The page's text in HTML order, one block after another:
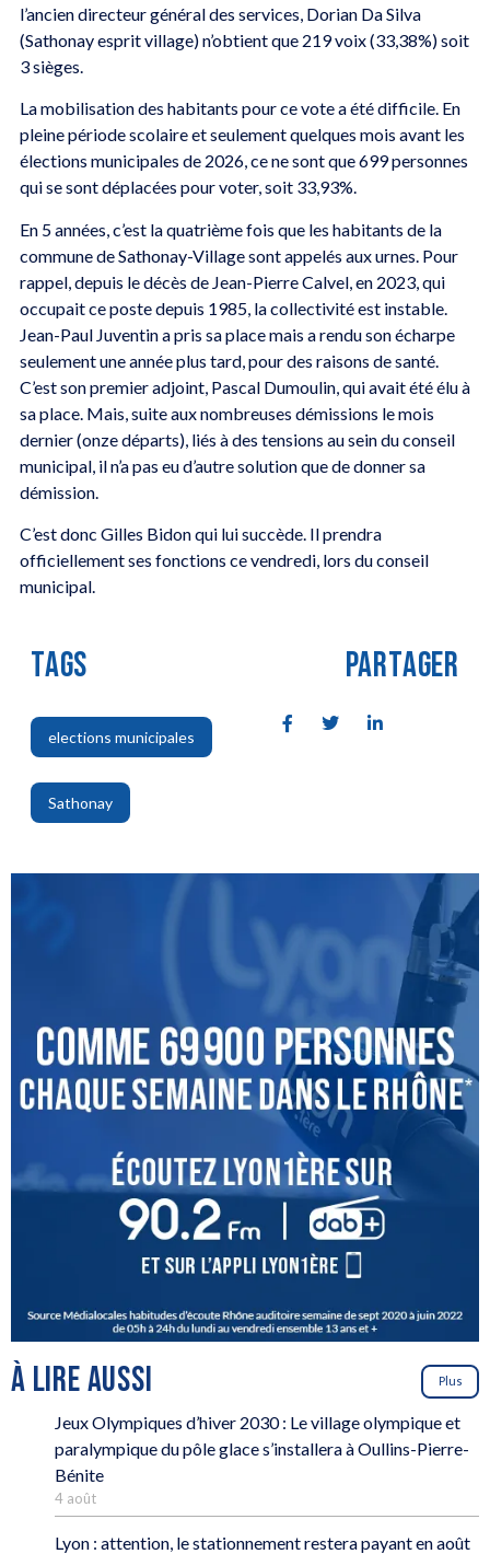
l’ancien directeur général des services, Dorian Da Silva
(Sathonay esprit village) n’obtient que 219 voix (33,38%) soit
3 sièges.
La mobilisation des habitants pour ce vote a été difficile. En
pleine période scolaire et seulement quelques mois avant les
élections municipales de 2026, ce ne sont que 699 personnes
qui se sont déplacées pour voter, soit 33,93%.
En 5 années, c’est la quatrième fois que les habitants de la
commune de Sathonay-Village sont appelés aux urnes. Pour
rappel, depuis le décès de Jean-Pierre Calvel, en 2023, qui
occupait ce poste depuis 1985, la collectivité est instable.
Jean-Paul Juventin a pris sa place mais a rendu son écharpe
seulement une année plus tard, pour des raisons de santé.
C’est son premier adjoint, Pascal Dumoulin, qui avait été élu à
sa place. Mais, suite aux nombreuses démissions le mois
dernier (onze départs), liés à des tensions au sein du conseil
municipal, il n’a pas eu d’autre solution que de donner sa
démission.
C’est donc Gilles Bidon qui lui succède. Il prendra
officiellement ses fonctions ce vendredi, lors du conseil
municipal.
TAGS
elections municipales
,
Sathonay
PARTAGER
À LIRE AUSSI Plus
Jeux Olympiques d’hiver 2030 : Le village olympique et
paralympique du pôle glace s’installera à Oullins-Pierre-
Bénite
4 août
Lyon : attention, le stationnement restera payant en août